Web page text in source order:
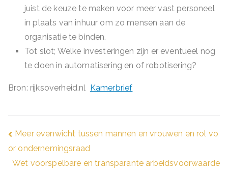
juist de keuze te maken voor meer vast personeel
in plaats van inhuur om zo mensen aan de
organisatie te binden.
Tot slot; Welke investeringen zijn er eventueel nog
te doen in automatisering en of robotisering?
Bron: rijksoverheid.nl Kamerbrief
Bericht
navigatie
Meer evenwicht tussen mannen en vrouwen en rol vo
or ondernemingsraad
Wet voorspelbare en transparante arbeidsvoorwaarde